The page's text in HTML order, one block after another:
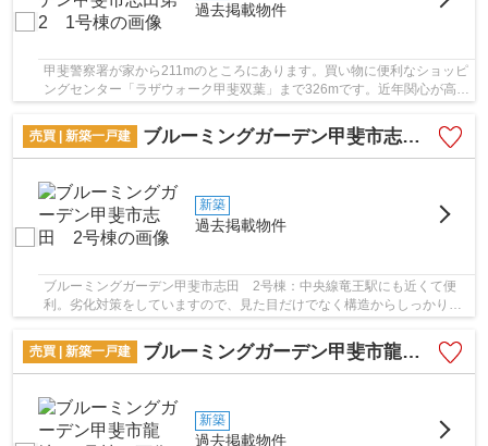
過去掲載物件
甲斐警察署が家から211mのところにあります。買い物に便利なショッピ
ングセンター「ラザウォーク甲斐双葉」まで326mです。近年関心が高ま
っているエコを意識した省エネ対策がなされて...
売買 | 新築一戸建
ブルーミングガーデン甲斐市志田 2号棟
新築
過去掲載物件
ブルーミングガーデン甲斐市志田 2号棟：中央線竜王駅にも近くて便
利。劣化対策をしていますので、見た目だけでなく構造からしっかりと
した造りです。折上天井を利用して、色々なイン...
売買 | 新築一戸建
ブルーミングガーデン甲斐市龍地 3号棟
新築
過去掲載物件